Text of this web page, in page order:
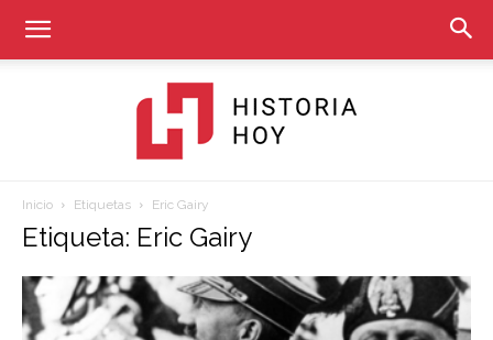
Hoy
Inicio Etiquetas Eric Gairy
Etiqueta: Eric Gairy